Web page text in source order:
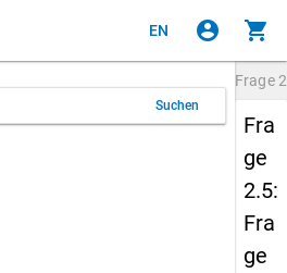
EN account_circle shopping_cart
Suchen
Frage
Fra
ge
2.5:
Fra
ge